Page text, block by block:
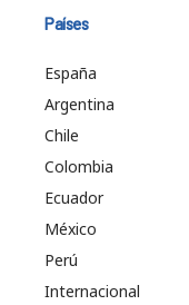
Países
España
Argentina
Chile
Colombia
Ecuador
México
Perú
Internacional